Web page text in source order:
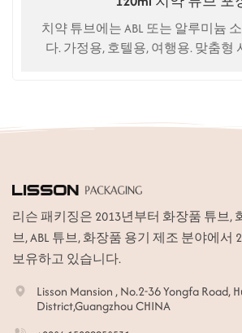
치약 튜브에는 ABL 또는 알루미늄
다. 가정용, 호텔용, 여행용. 맞춤형 서비스, 용량은
리슨 패키징은 2013년부터 화장품 튜브,
브, ABL 튜브, 화장품 용기 제조 분야에서
보유하고 있습니다.
Lisson Mansion , No.2-36 Yongfa Road,
District,Guangzhou CHINA